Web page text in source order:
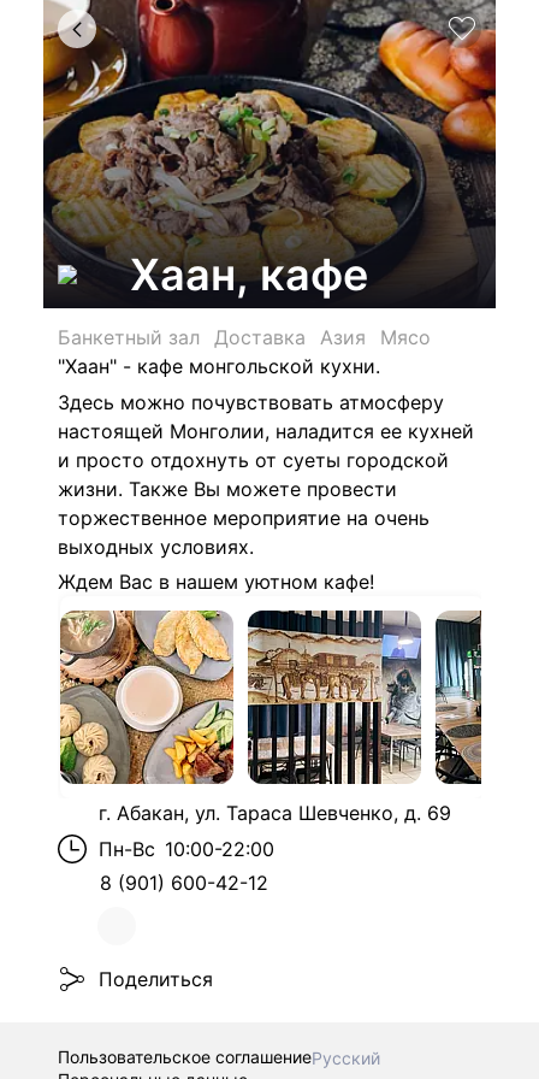
Хаан, кафе
Банкетный зал Доставка Азия
Мясо
"Хаан" - кафе монгольской кухни.
Здесь можно почувствовать атмосферу
настоящей Монголии, наладится ее кухней
и просто отдохнуть от суеты городской
жизни. Также Вы можете провести
торжественное мероприятие на очень
выходных условиях.
Ждем Вас в нашем уютном кафе!
г. Абакан, ул. Тараса Шевченко, д. 69
Пн-Вс 10:00-22:00
8 (901) 600-42-12
Поделиться
Пользовательское соглашениеРусский